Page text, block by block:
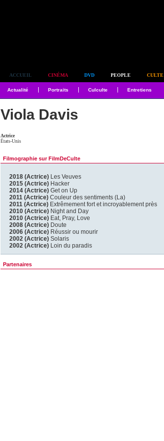
ACCUEIL CINÉMA DVD PEOPLE CULTE
Actualité Portraits Culculte Entretiens
Viola Davis
Actrice
États-Unis
Filmographie sur FilmDeCulte
2018 (Actrice) Les Veuves
2015 (Actrice) Hacker
2014 (Actrice) Get on Up
2011 (Actrice) Couleur des sentiments (La)
2011 (Actrice) Extrêmement fort et incroyablement près
2010 (Actrice) Night and Day
2010 (Actrice) Eat, Pray, Love
2008 (Actrice) Doute
2006 (Actrice) Réussir ou mourir
2002 (Actrice) Solaris
2002 (Actrice) Loin du paradis
Partenaires